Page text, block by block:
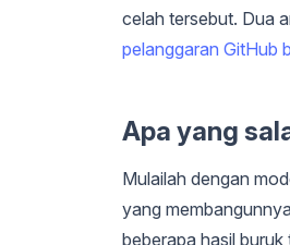
celah tersebut. Dua
pelanggaran GitHub
Apa yang
Mulailah dengan
yang
beberapa hasil